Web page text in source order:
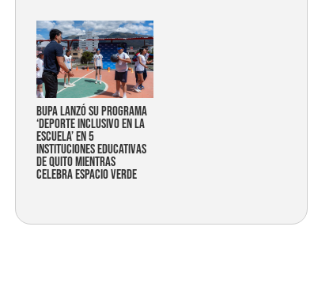
Bupa lanzó su programa
‘Deporte Inclusivo en la
Escuela’ en 5
instituciones educativas
de Quito mientras
celebra espacio verde